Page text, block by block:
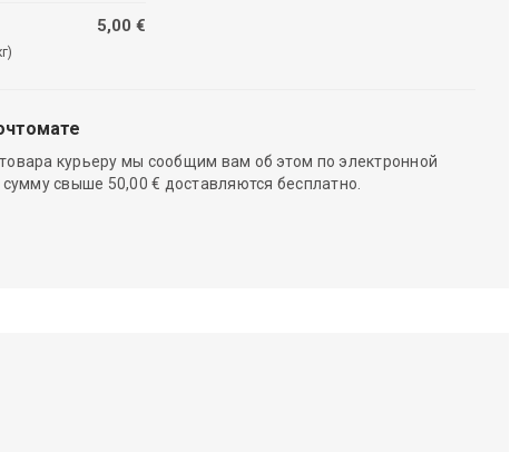
5,00 €
курьеру мы сообщим вам об этом по электронной
свыше 50,00 € доставляются бесплатно.